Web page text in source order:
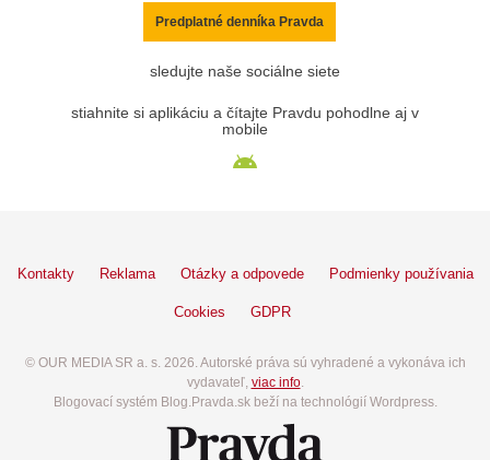
Predplatné denníka Pravda
sledujte naše sociálne siete
stiahnite si aplikáciu a čítajte Pravdu pohodlne aj v
mobile
Kontakty Reklama Otázky a odpovede Podmienky používania
Cookies GDPR
© OUR MEDIA SR a. s. 2026. Autorské práva sú vyhradené a vykonáva ich
vydavateľ, viac info.
Blogovací systém Blog.Pravda.sk beží na technológií Wordpress.